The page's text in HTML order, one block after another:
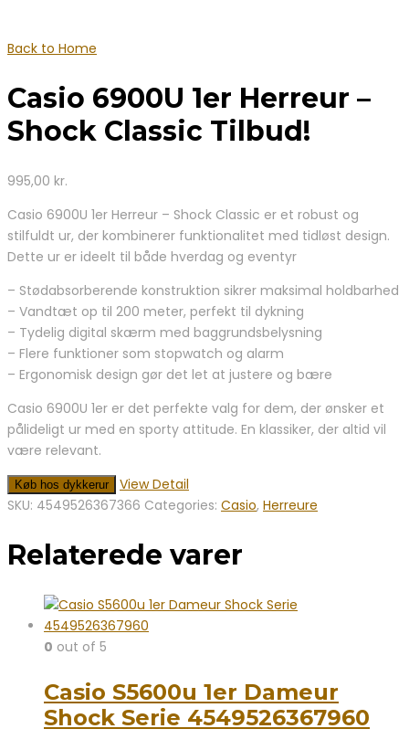
Back to Home
Casio 6900U 1er Herreur –
Shock Classic Tilbud!
995,00 kr.
Casio 6900U 1er Herreur – Shock Classic er et robust og
stilfuldt ur, der kombinerer funktionalitet med tidløst design.
Dette ur er ideelt til både hverdag og eventyr
– Stødabsorberende konstruktion sikrer maksimal holdbarhed
– Vandtæt op til 200 meter, perfekt til dykning
– Tydelig digital skærm med baggrundsbelysning
– Flere funktioner som stopwatch og alarm
– Ergonomisk design gør det let at justere og bære
Casio 6900U 1er er det perfekte valg for dem, der ønsker et
pålideligt ur med en sporty attitude. En klassiker, der altid vil
være relevant.
Køb hos dykkerur
View Detail
SKU: 4549526367366 Categories: Casio, Herreure
Relaterede varer
0 out of 5
Casio S5600u 1er Dameur
Shock Serie 4549526367960